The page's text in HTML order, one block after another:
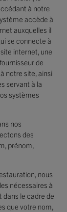
à notre
accède à
auxquelles il
se connecte à
internet, une
de
notre site, ainsi
servant à la
systèmes
nos
des
prénom,
nous
nécessaires à
le cadre de
que votre nom,